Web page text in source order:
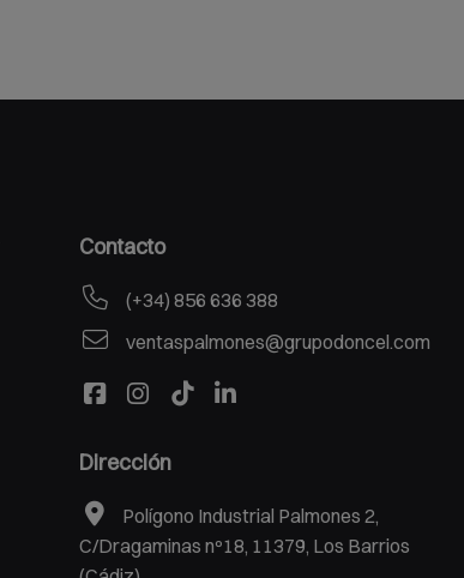
Contacto
(+34) 856 636 388
ventaspalmones@grupodoncel.com
Dirección
Polígono Industrial Palmones 2,
C/Dragaminas nº18, 11379, Los Barrios